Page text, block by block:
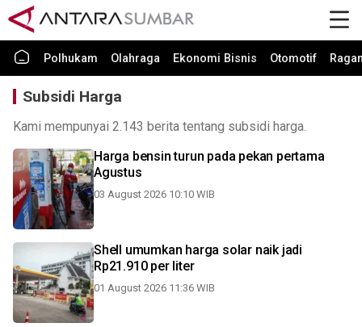
Polhukam Olahraga Ekonomi Bisnis Otomotif
Subsidi Harga
Kami mempunyai 2.143 berita tentang subsidi harga.
Harga bensin turun pada pekan pertama
Agustus
03 August 2026 10:10 WIB
Shell umumkan harga solar naik jadi
Rp21.910 per liter
01 August 2026 11:36 WIB